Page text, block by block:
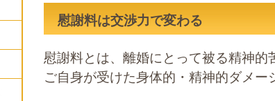
慰謝料は交渉力で変わる
慰謝料とは、離婚にとって被る精神的
ご自身が受けた身体的・精神的ダメー